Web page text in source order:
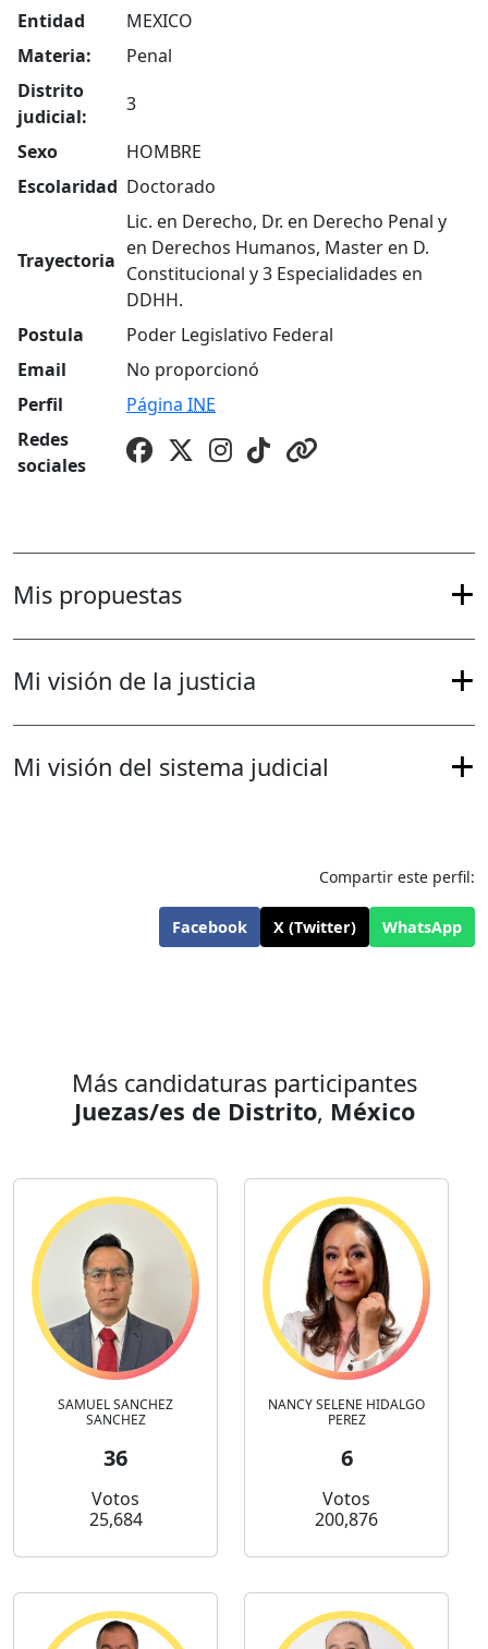
Entidad
MEXICO
Materia:
Penal
Distrito
judicial:
3
Sexo
HOMBRE
Escolaridad Doctorado
Trayectoria
Lic. en Derecho, Dr. en Derecho Penal y
en Derechos Humanos, Master en D.
Constitucional y 3 Especialidades en
DDHH.
Postula
Poder Legislativo Federal
Email
No proporcionó
Perfil
Página INE
Redes
sociales
Mis propuestas
Mi visión de la justicia
Mi visión del sistema judicial
Compartir este perfil:
Facebook X (Twitter) WhatsApp
Más candidaturas participantes
Juezas/es de Distrito, México
SAMUEL SANCHEZ
SANCHEZ
36
Votos
25,684
NANCY SELENE HIDALGO
PEREZ
6
Votos
200,876